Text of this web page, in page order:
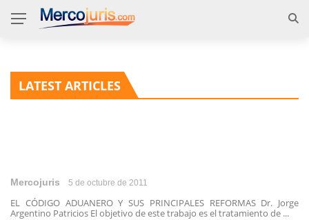
LATEST ARTICLES
Mercojuris 5 de octubre de 2011
EL CÓDIGO ADUANERO Y SUS PRINCIPALES REFORMAS Dr. Jorge
Argentino Patricios El objetivo de este trabajo es el tratamiento de ...